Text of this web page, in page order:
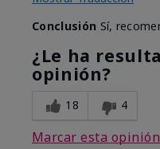
Conclusión Sí,
¿Le ha
opinión?
18 4
Marcar esta opinión